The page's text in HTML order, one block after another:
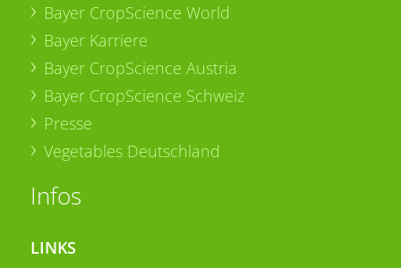
Bayer CropScience World
Bayer Karriere
Bayer CropScience Austria
Bayer CropScience Schweiz
Presse
Vegetables Deutschland
Infos
LINKS